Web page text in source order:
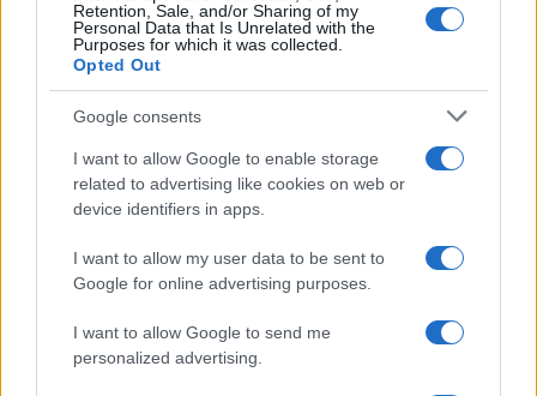
Retention, Sale, and/or Sharing of my
Personal Data that Is Unrelated with the
Purposes for which it was collected.
Opted Out
Google consents
I want to allow Google to enable storage
related to advertising like cookies on web or
device identifiers in apps.
I want to allow my user data to be sent to
Google for online advertising purposes.
I want to allow Google to send me
personalized advertising.
Juliette Bernard · 10 Août 2026
NEWS